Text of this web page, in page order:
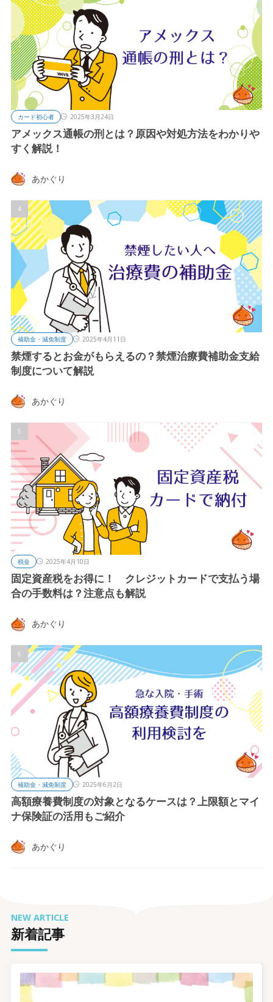
カード初心者 2025年3月24日
アメックス通帳の刑とは？原因や対処方法をわかりや
すく解説！
あかぐり
補助金・減免制度 2025年4月11日
禁煙するとお金がもらえるの？禁煙治療費補助金支給
制度について解説
あかぐり
税金 2025年4月10日
固定資産税をお得に！ クレジットカードで支払う場
合の手数料は？注意点も解説
あかぐり
補助金・減免制度 2025年6月2日
高額療養費制度の対象となるケースは？上限額とマイ
ナ保険証の活用もご紹介
あかぐり
新着記事
NEW ARTICLE